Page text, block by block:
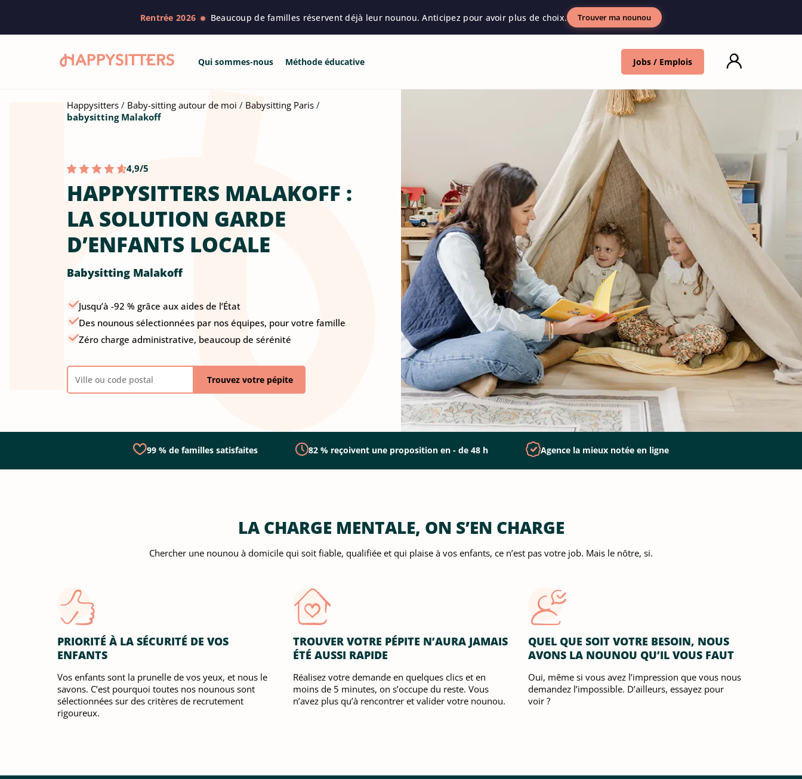
Rentrée 2026 Beaucoup de familles réservent déjà leur nounou. Anticipez pour avoir plus de choix. Trouver ma nounou
Jobs / Emplois
Qui sommes-nous Méthode éducative
Happysitters Baby-sitting autour de moi
Babysitting Paris
babysitting Malakoff
4,9/5
HAPPYSITTERS MALAKOFF :
LA SOLUTION GARDE
D’ENFANTS LOCALE
Babysitting Malakoff
Jusqu’à -92 % grâce aux aides de l’État
Des nounous sélectionnées par nos équipes, pour votre famille
Zéro charge administrative, beaucoup de sérénité
Trouvez votre pépite
99 % de familles satisfaites 82 % reçoivent une proposition en - de 48 h Agence la mieux notée en ligne
LA CHARGE MENTALE, ON S’EN CHARGE
Chercher une nounou à domicile qui soit fiable, qualifiée et qui plaise à vos enfants, ce n’est pas votre job. Mais le nôtre, si.
PRIORITÉ À LA SÉCURITÉ DE VOS
ENFANTS
Vos enfants sont la prunelle de vos yeux, et nous le
savons. C’est pourquoi toutes nos nounous sont
sélectionnées sur des critères de recrutement
rigoureux.
TROUVER VOTRE PÉPITE N’AURA JAMAIS
ÉTÉ AUSSI RAPIDE
Réalisez votre demande en quelques clics et en
moins de 5 minutes, on s’occupe du reste. Vous
n’avez plus qu’à rencontrer et valider votre nounou.
QUEL QUE SOIT VOTRE BESOIN, NOUS
AVONS LA NOUNOU QU’IL VOUS FAUT
Oui, même si vous avez l’impression que vous nous
demandez l’impossible. D’ailleurs, essayez pour
voir ?